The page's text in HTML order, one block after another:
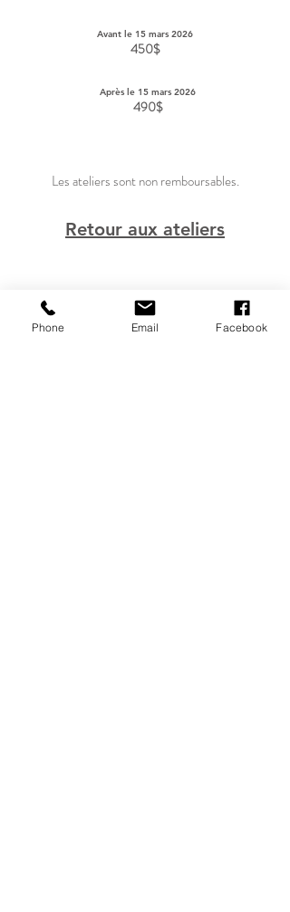
Les atelierssont non remboursables.
Retour aux ateliers
Avant le 15 mars 2026
450$
Après le 15 mars 2026
490$
Phone Email Facebook